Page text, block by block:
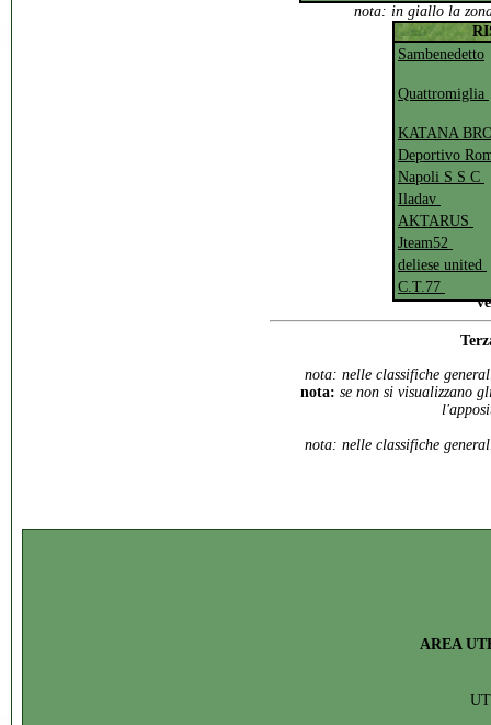
nota: in giallo la zona
Sambenedetto
Quattromiglia
KATANA
Deportivo
Napoli S S C
Iladav
AKTARUS
Jteam52
deliese united
C.T.77
nota: nelle classifiche
nota: se non si visualizzano
nota: nelle classifiche
AREA